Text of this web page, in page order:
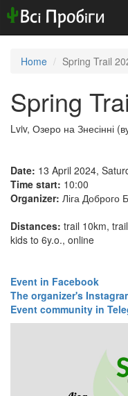
Home Spring Trail
Spring
Lviv, Озеро на Знесінні
Date: 13 April 2024,
Time start: 10:00
Organizer: Ліга Доброго
Distances: trail 10km,
kids to 6y.o., online
Event in Facebook
The organizer's
​​​​​​​Event community in